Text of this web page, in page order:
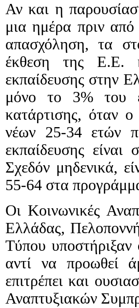
Αν και η
μια ημέρα πριν
απασχόληση, τα
έκθεση της Ε.Ε.
εκπαίδευσης στην
μόνο το 3% του
κατάρτισης, όταν
νέων 25-34 ετών
εκπαίδευσης
Σχεδόν μηδενικά,
55-64 στα
Οι Κοινωνικές
Ελλάδας,
Τύπου υποστήριξαν
αντί να προωθεί
επιτρέπει και
Αναπτυξιακών